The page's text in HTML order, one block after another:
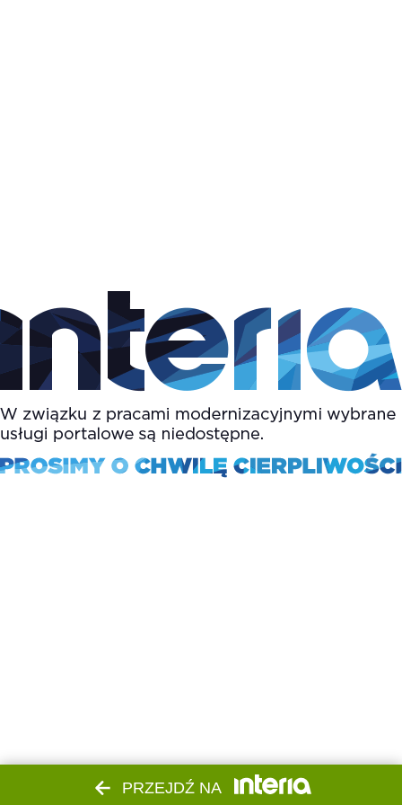
PRZEJDŹ NA